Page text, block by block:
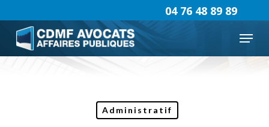
to
main
content
Menu
04 76 48 89 89
Administratif